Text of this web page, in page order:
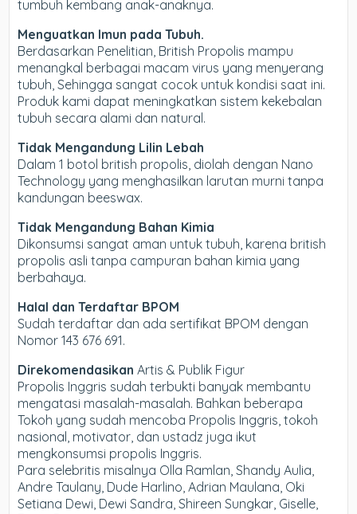
tumbuh kembang anak-anaknya.
Menguatkan Imun pada Tubuh.
Berdasarkan Penelitian, British Propolis mampu
menangkal berbagai macam virus yang menyerang
tubuh, Sehingga sangat cocok untuk kondisi saat ini.
Produk kami dapat meningkatkan sistem kekebalan
tubuh secara alami dan natural.
Tidak Mengandung Lilin Lebah
Dalam 1 botol british propolis, diolah dengan Nano
Technology yang menghasilkan larutan murni tanpa
kandungan beeswax.
Tidak Mengandung Bahan Kimia
Dikonsumsi sangat aman untuk tubuh, karena british
propolis asli tanpa campuran bahan kimia yang
berbahaya.
Halal dan Terdaftar BPOM
Sudah terdaftar dan ada sertifikat BPOM dengan
Nomor 143 676 691.
Direkomendasikan Artis & Publik Figur
Propolis Inggris sudah terbukti banyak membantu
mengatasi masalah-masalah. Bahkan beberapa
Tokoh yang sudah mencoba Propolis Inggris, tokoh
nasional, motivator, dan ustadz juga ikut
mengkonsumsi propolis Inggris.
Para selebritis misalnya Olla Ramlan, Shandy Aulia,
Andre Taulany, Dude Harlino, Adrian Maulana, Oki
Setiana Dewi, Dewi Sandra, Shireen Sungkar, Giselle,